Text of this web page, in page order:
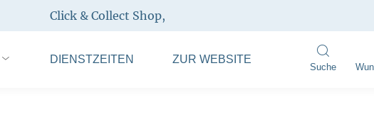
Click & Collect Shop,
DIENSTZEITEN ZUR WEBSITE
Suche